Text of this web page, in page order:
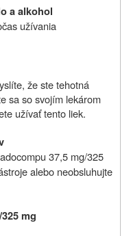
a alkohol
užívania
že ste tehotná
sa so svojím lekárom
užívať tento liek.
37,5 mg/325
alebo neobsluhujte
mg